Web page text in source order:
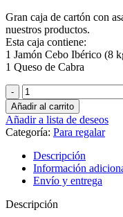
Gran caja de cartón con
nuestros productos.
Esta caja contiene:
1 Jamón Cebo Ibérico (8
1 Queso de Cabra
Lote
Variado
nº
20
cantidad
Añadir al carrito
Añadir a lista de deseos
Categoría: Para regalar
Descripción
Información
Envío y entrega
Descripción